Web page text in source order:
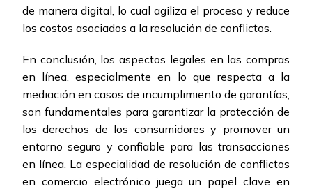
de manera digital, lo cual agiliza el proceso y reduce
los costos asociados a la resolución de conflictos.
En conclusión, los aspectos legales en las compras
en línea, especialmente en lo que respecta a la
mediación en casos de incumplimiento de garantías,
son fundamentales para garantizar la protección de
los derechos de los consumidores y promover un
entorno seguro y confiable para las transacciones
en línea. La especialidad de resolución de conflictos
en comercio electrónico juega un papel clave en